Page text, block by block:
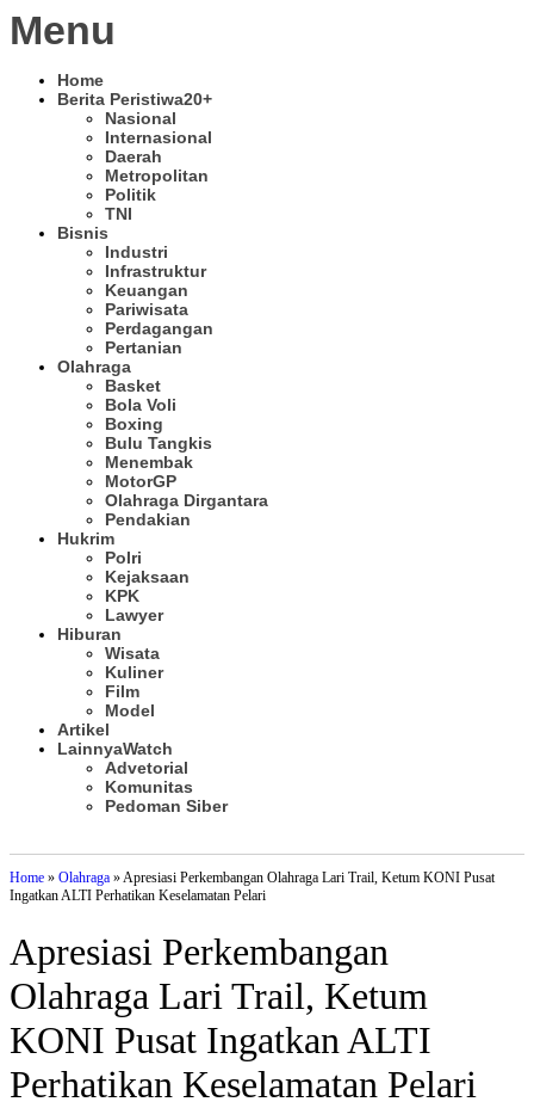
Menu
Home
Berita Peristiwa20+
Nasional
Internasional
Daerah
Metropolitan
Politik
TNI
Bisnis
Industri
Infrastruktur
Keuangan
Pariwisata
Perdagangan
Pertanian
Olahraga
Basket
Bola Voli
Boxing
Bulu Tangkis
Menembak
MotorGP
Olahraga Dirgantara
Pendakian
Hukrim
Polri
Kejaksaan
KPK
Lawyer
Hiburan
Wisata
Kuliner
Film
Model
Artikel
LainnyaWatch
Advetorial
Komunitas
Pedoman Siber
Home » Olahraga » Apresiasi Perkembangan Olahraga Lari Trail, Ketum KONI Pusat
Ingatkan ALTI Perhatikan Keselamatan Pelari
Apresiasi Perkembangan
Olahraga Lari Trail, Ketum
KONI Pusat Ingatkan ALTI
Perhatikan Keselamatan Pelari